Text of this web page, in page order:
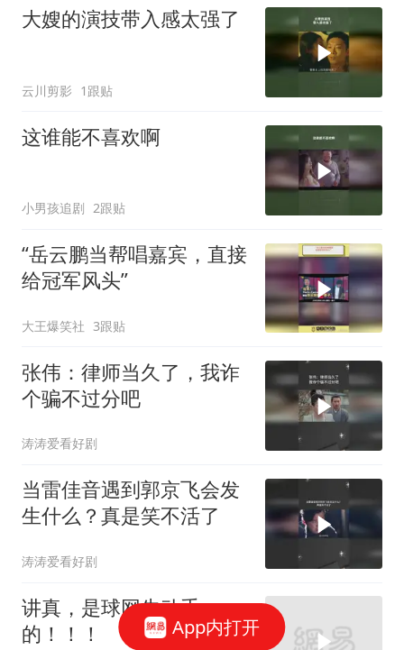
大嫂的演技带入感太强了
云川剪影 1跟贴
这谁能不喜欢啊
小男孩追剧 2跟贴
“岳云鹏当帮唱嘉宾，直接
给冠军风头”
大王爆笑社 3跟贴
张伟：律师当久了，我诈
个骗不过分吧
涛涛爱看好剧
当雷佳音遇到郭京飞会发
生什么？真是笑不活了
涛涛爱看好剧
讲真，是球网先动手
的！！！
App内打开